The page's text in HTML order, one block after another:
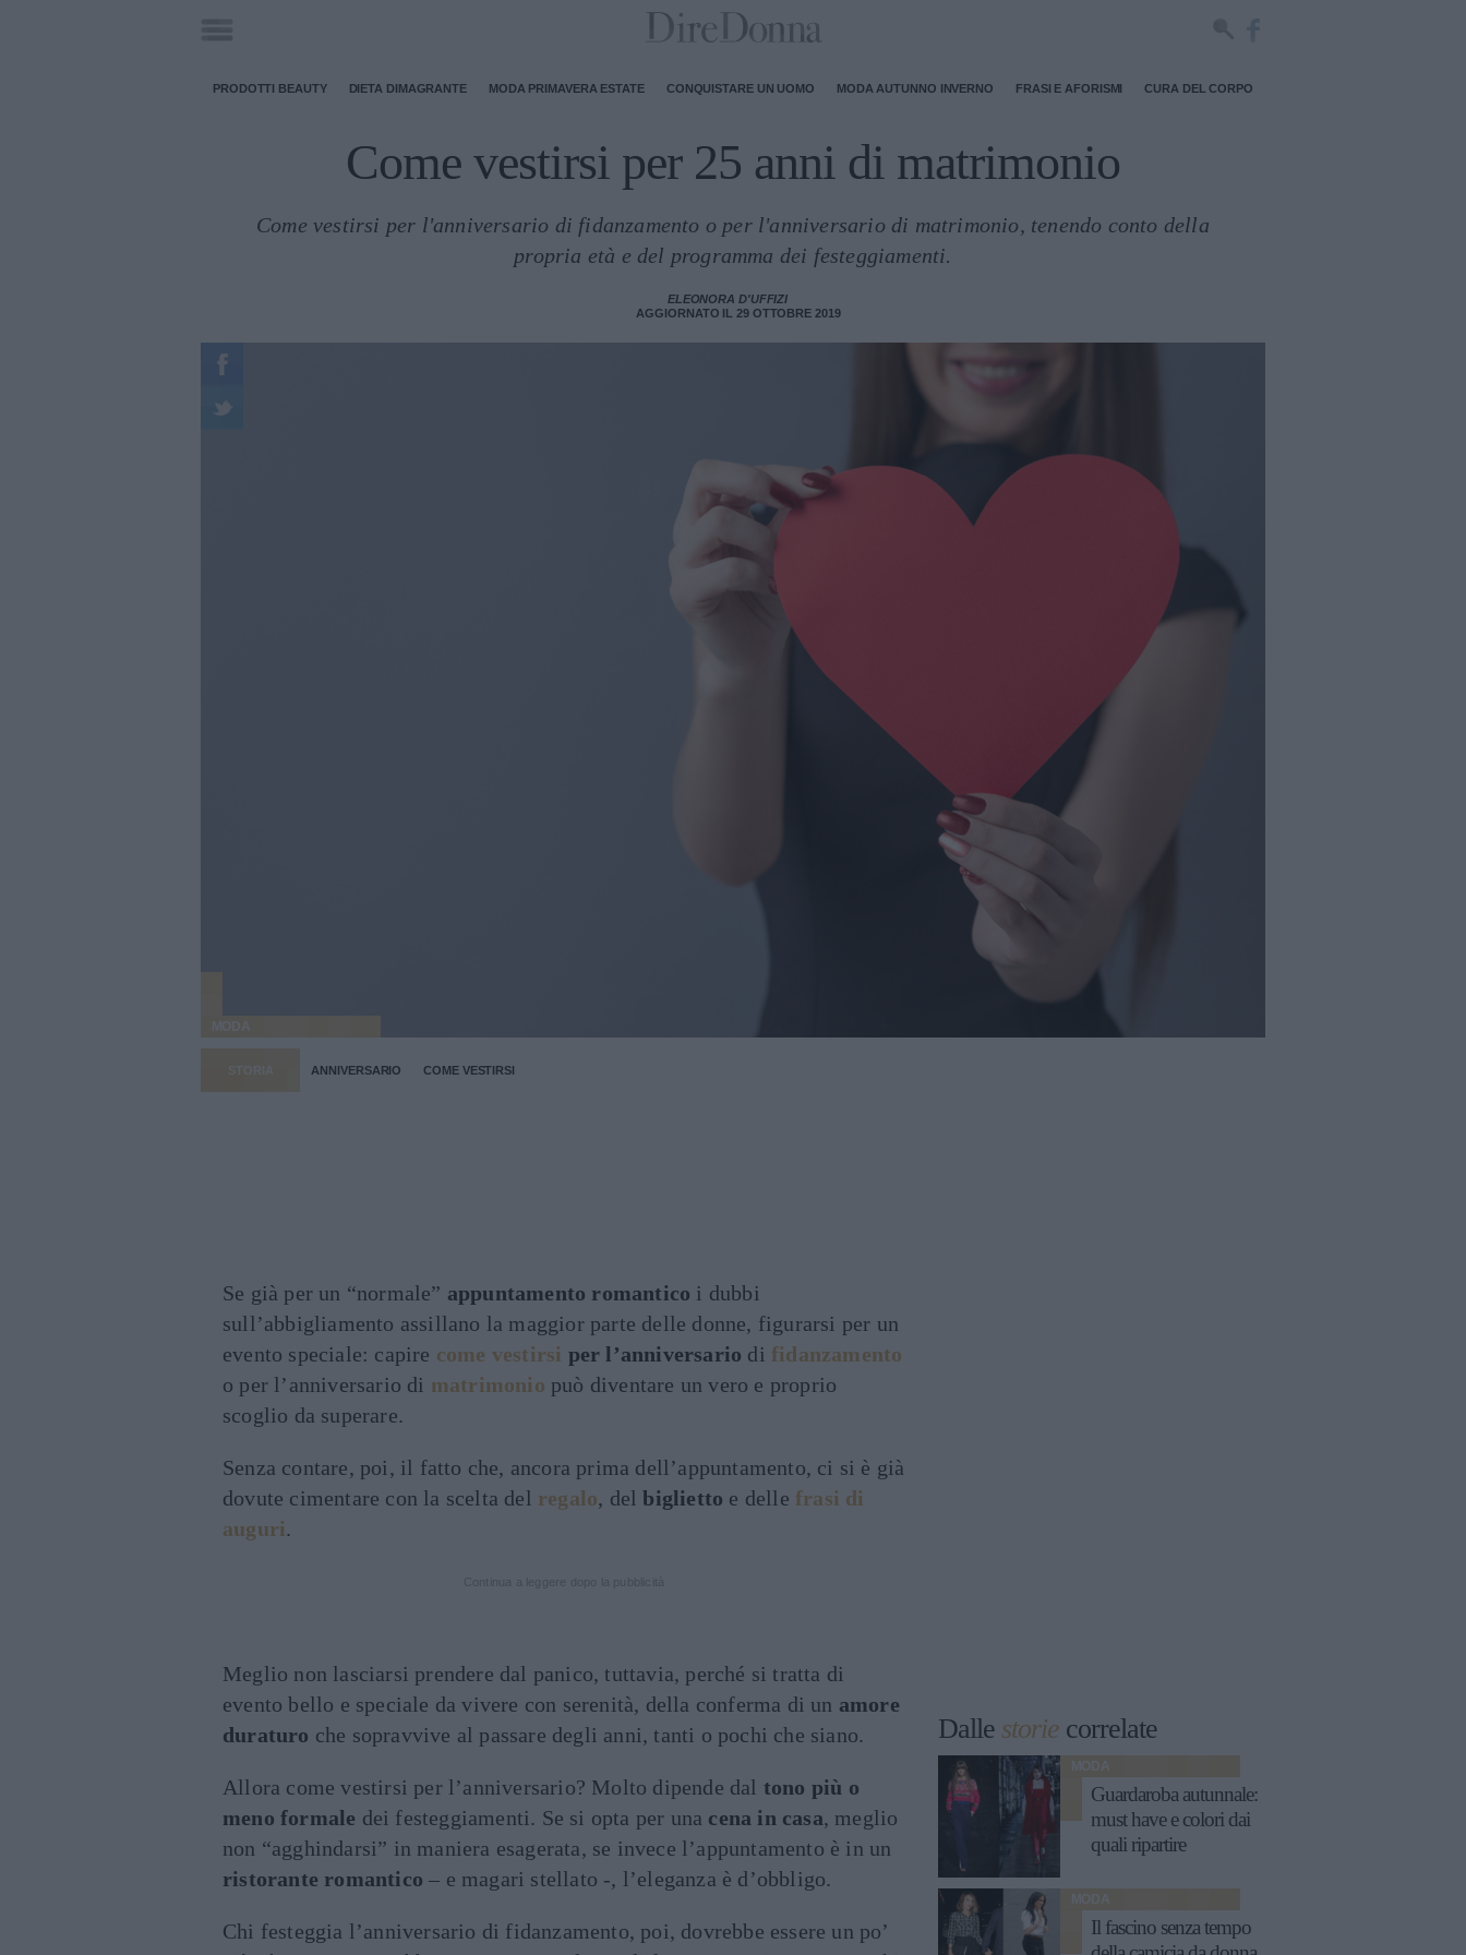
PRODOTTI BEAUTY DIETA DIMAGRANTE MODA PRIMAVERA ESTATE CONQUISTARE UN UOMO MODA AUTUNNO INVERNO FRASI E AFORISMI CURA DEL CORPO
Come vestirsi per 25 anni di matrimonio
Come vestirsi per l'anniversario di fidanzamento o per l'anniversario di matrimonio, tenendo conto della
propria età e del programma dei festeggiamenti.
ELEONORA D'UFFIZI
AGGIORNATO IL 29 OTTOBRE 2019
MODA
STORIA ANNIVERSARIO COME VESTIRSI
Se già per un “normale” appuntamento romantico i dubbi
sull’abbigliamento assillano la maggior parte delle donne, figurarsi per un
evento speciale: capire come vestirsi per l’anniversario difidanzamento
o per l’anniversario di matrimonio può diventare un vero e proprio
scoglio da superare.
Senza contare, poi, il fatto che, ancora prima dell’appuntamento, ci si è già
dovute cimentare con la scelta del regalo, delbiglietto e dellefrasi di
auguri.
Meglio non lasciarsi prendere dal panico, tuttavia, perché si tratta di
evento bello e speciale da vivere con serenità, della conferma di un amore
duraturo che sopravvive al passare degli anni, tanti o pochi che siano.
Allora come vestirsi per l’anniversario? Molto dipende dal tono più o
meno formale dei festeggiamenti. Se si opta per una cena in casa, meglio
non “agghindarsi” in maniera esagerata, se invece l’appuntamento è in un
ristorante romantico – e magari stellato -, l’eleganza è d’obbligo.
Chi festeggia l’anniversario di fidanzamento, poi, dovrebbe essere un po’
Dalle storie correlate
MODA
Guardaroba autunnale:
must have e colori dai
quali ripartire
MODA
Il fascino senza tempo